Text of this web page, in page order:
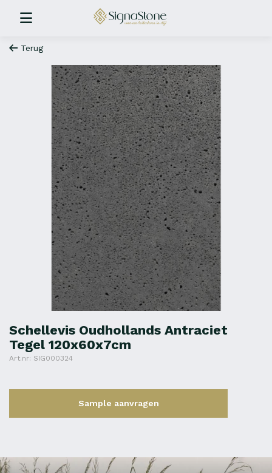
Terug
Schellevis Oudhollands Antraciet
Tegel 120x60x7cm
Art.nr: SIG000324
Sample aanvragen